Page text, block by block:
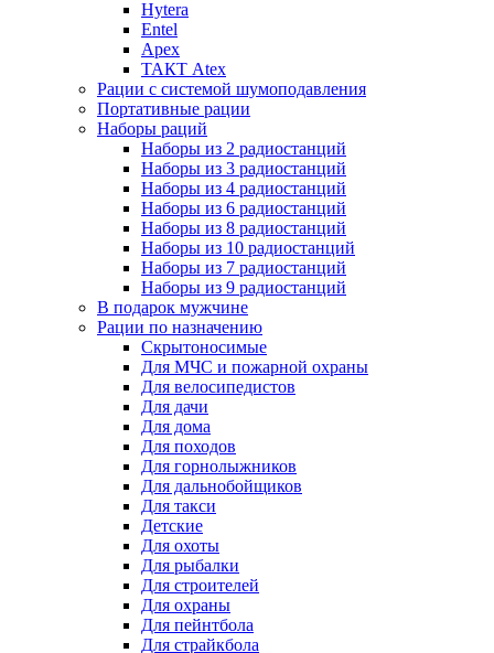
Hytera
Entel
Apex
ТАКТ Atex
Рации с системой шумоподавления
Портативные рации
Наборы раций
Наборы из 2 радиостанций
Наборы из 3 радиостанций
Наборы из 4 радиостанций
Наборы из 6 радиостанций
Наборы из 8 радиостанций
Наборы из 10 радиостанций
Наборы из 7 радиостанций
Наборы из 9 радиостанций
В подарок мужчине
Рации по назначению
Скрытоносимые
Для МЧС и пожарной охраны
Для велосипедистов
Для дачи
Для дома
Для походов
Для горнолыжников
Для дальнобойщиков
Для такси
Детские
Для охоты
Для рыбалки
Для строителей
Для охраны
Для пейнтбола
Для страйкбола